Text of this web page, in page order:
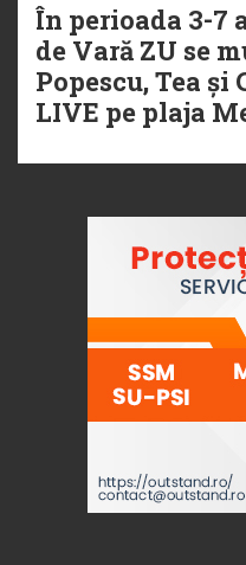
În perioada 3-7
de Vară ZU se
Popescu, Tea
LIVE pe plaja